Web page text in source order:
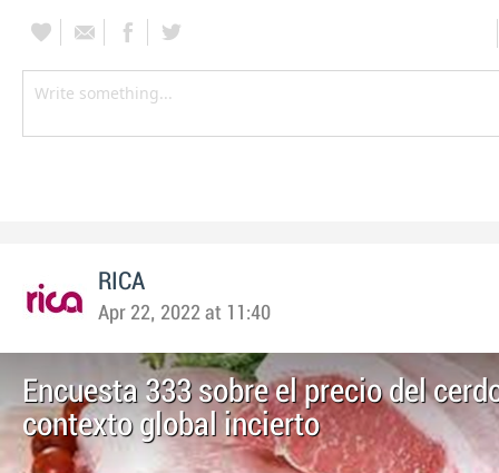
RICA
Apr 22, 2022 at 11:40
Encuesta 333 sobre el precio del
contexto global incierto